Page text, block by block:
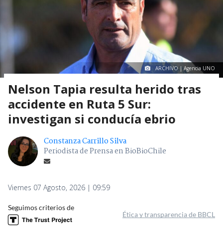
ARCHIVO | Agencia UNO
Nelson Tapia resulta herido tras
accidente en Ruta 5 Sur:
investigan si conducía ebrio
Constanza Carrillo Silva
Periodista de Prensa en BioBioChile
Viernes 07 Agosto, 2026 | 09:59
Seguimos criterios de
Ética y transparencia de BBCL